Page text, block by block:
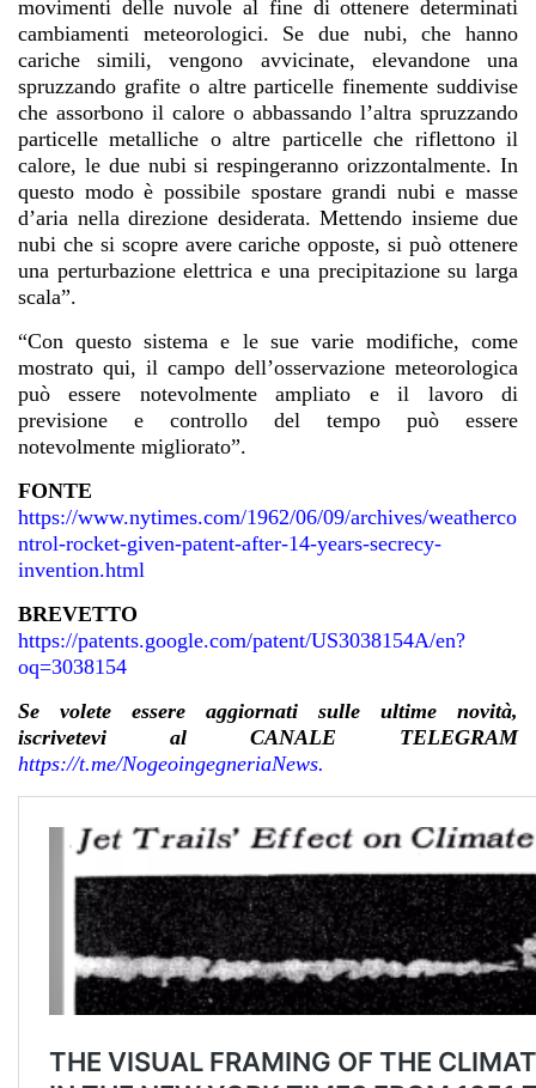
movimenti delle nuvole al fine di ottenere determinati
cambiamenti meteorologici. Se due nubi, che hanno
cariche simili, vengono avvicinate, elevandone una
spruzzando grafite o altre particelle finemente suddivise
che assorbono il calore o abbassando l’altra spruzzando
particelle metalliche o altre particelle che riflettono il
calore, le due nubi si respingeranno orizzontalmente. In
questo modo è possibile spostare grandi nubi e masse
d’aria nella direzione desiderata. Mettendo insieme due
nubi che si scopre avere cariche opposte, si può ottenere
una perturbazione elettrica e una precipitazione su larga
scala”.
“Con questo sistema e le sue varie modifiche, come
mostrato qui, il campo dell’osservazione meteorologica
può essere notevolmente ampliato e il lavoro di
previsione e controllo del tempo può essere
notevolmente migliorato”.
FONTE
https://www.nytimes.com/1962/06/09/archives/weatherco
ntrol-rocket-given-patent-after-14-years-secrecy-
invention.html
BREVETTO
https://patents.google.com/patent/US3038154A/en?
oq=3038154
Se volete essere aggiornati sulle ultime novità,
iscrivetevi al CANALE TELEGRAM
https://t.me/NogeoingegneriaNews.